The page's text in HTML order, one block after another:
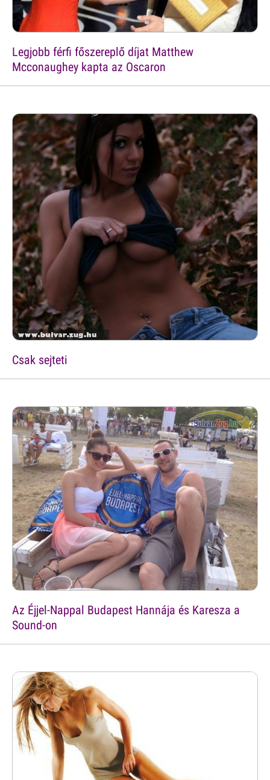
Legjobb férfi főszereplő díjat Matthew
Mcconaughey kapta az Oscaron
Csak sejteti
Az Éjjel-Nappal Budapest Hannája és Karesza a
Sound-on